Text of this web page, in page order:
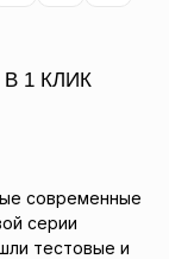
1 КЛИК
современные
серии
тестовые и